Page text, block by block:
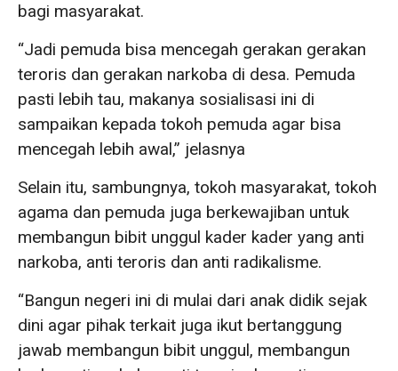
bagi masyarakat.
“Jadi pemuda bisa mencegah gerakan gerakan
teroris dan gerakan narkoba di desa. Pemuda
pasti lebih tau, makanya sosialisasi ini di
sampaikan kepada tokoh pemuda agar bisa
mencegah lebih awal,” jelasnya
Selain itu, sambungnya, tokoh masyarakat, tokoh
agama dan pemuda juga berkewajiban untuk
membangun bibit unggul kader kader yang anti
narkoba, anti teroris dan anti radikalisme.
“Bangun negeri ini di mulai dari anak didik sejak
dini agar pihak terkait juga ikut bertanggung
jawab membangun bibit unggul, membangun